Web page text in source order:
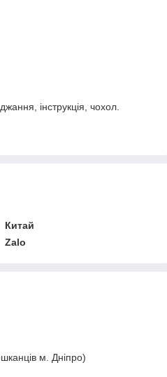
інструкція, чохол.
Китай
Zalo
м. Дніпро)